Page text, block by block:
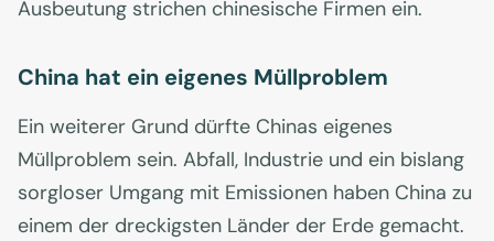
Ausbeutung strichen chinesische Firmen ein.
China hat ein eigenes Müllproblem
Ein weiterer Grund dürfte Chinas eigenes
Müllproblem sein. Abfall, Industrie und ein bislang
sorgloser Umgang mit Emissionen haben China zu
einem der dreckigsten Länder der Erde gemacht.